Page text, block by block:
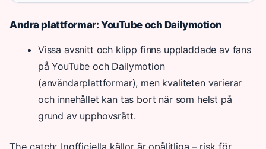
Andra plattformar: YouTube och Dailymotion
Vissa avsnitt och klipp finns uppladdade av fans
på YouTube och Dailymotion
(användarplattformar), men kvaliteten varierar
och innehållet kan tas bort när som helst på
grund av upphovsrätt.
The catch: Inofficiella källor är opålitliga – risk för